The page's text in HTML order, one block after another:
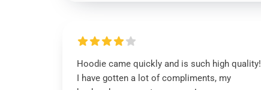
Hoodie came quickly and is such high quality!
I have gotten a lot of compliments, my